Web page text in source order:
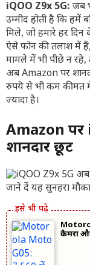
iQOO Z9x 5G: जब
उम्मीद होती है कि हमें
मिले, जो हमारे हर
ऐसे फोन की तलाश में
मामले में भी पीछे न
अब Amazon पर
रुपये से भी कम कीमत
ज्यादा है।
Amazon पर
शानदार छूट
कैमरा